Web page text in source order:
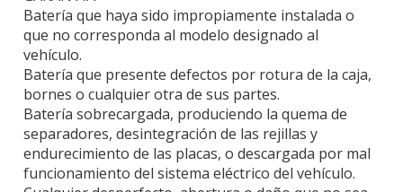
Batería que haya sido impropiamente instalada o
que no corresponda al modelo designado al
vehículo.
Batería que presente defectos por rotura de la caja,
bornes o cualquier otra de sus partes.
Batería sobrecargada, produciendo la quema de
separadores, desintegración de las rejillas y
endurecimiento de las placas, o descargada por mal
funcionamiento del sistema eléctrico del vehículo.